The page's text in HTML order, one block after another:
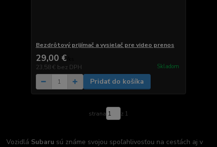
Bezdrôtový prijímač a vysielač pre video prenos
29,00 €
23,58 € bez DPH Skladom
Pridať do košíka
strana z 1
Vozidlá Subaru sú známe svojou spoľahlivosťou na cestách aj v